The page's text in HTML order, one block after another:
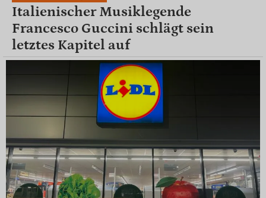
Italienischer Musiklegende
Francesco Guccini schlägt sein
letztes Kapitel auf